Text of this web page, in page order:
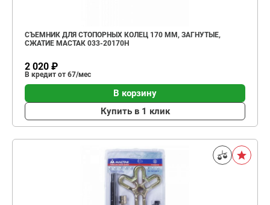
СЪЕМНИК ДЛЯ СТОПОРНЫХ КОЛЕЦ 170 ММ, ЗАГНУТЫЕ,
СЖАТИЕ МАСТАК 033-20170H
2 020 ₽
В кредит от 67/мес
В корзину
Купить в 1 клик